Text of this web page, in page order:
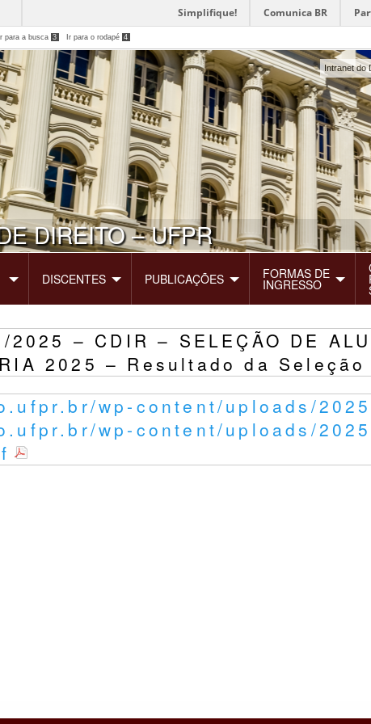
Simplifique! Comunica BR
Ir para a busca 3 Ir para o rodapé 4
Intranet do
DIREITO – UFPR
DISCENTES PUBLICAÇÕES FORMAS DE
INGRESSO
2025 – CDIR – SELEÇÃO DE
2025 – Resultado da
wp-content/uploads/
wp-content/uploads/